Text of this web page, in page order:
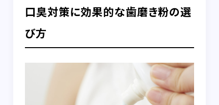
口臭対策に効果的な歯磨き粉の選
び方